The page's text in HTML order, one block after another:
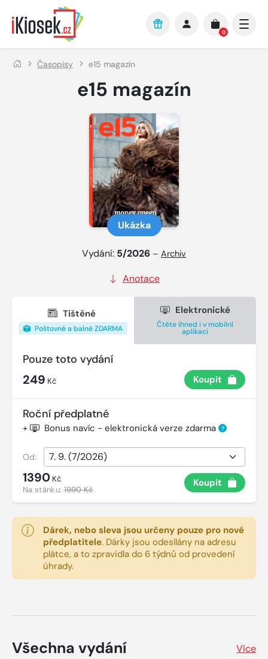
Přejít na hlavní obsah
0
Časopisy e15 magazín
e15 magazín
Ukázka
Vydání: 5/2026 – Archiv
Anotace
Tištěné
Poštovné a balné ZDARMA
Elektronické
Čtěte ihned i v mobilní
aplikaci
Pouze toto vydání
249 Kč Koupit
Roční předplatné
+ Bonus navíc - elektronická verze zdarma ?
Od:
1390 Kč
Na stánku:1990 Kč
Koupit
Dárek, nebo sleva jsou určeny pouze pro nové
předplatitele. Dárky jsou odesílány na adresu
plátce, a to zpravidla do 6 týdnů od provedení
úhrady.
Všechna vydání Více